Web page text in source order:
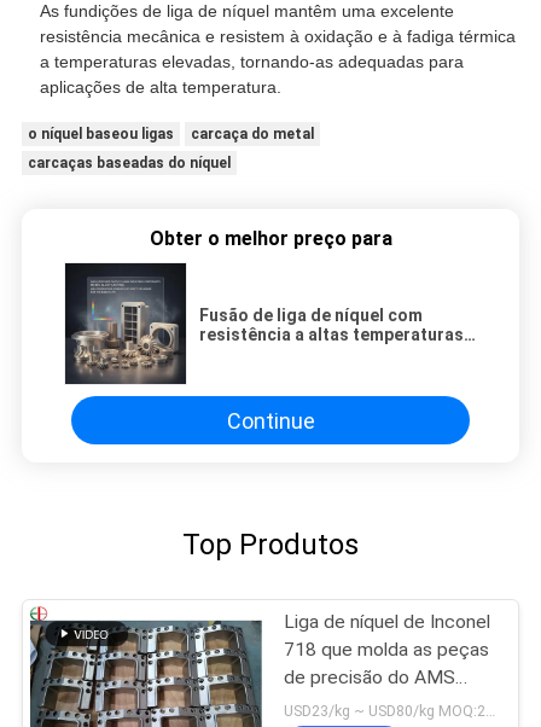
As fundições de liga de níquel mantêm uma excelente
resistência mecânica e resistem à oxidação e à fadiga térmica
a temperaturas elevadas, tornando-as adequadas para
aplicações de alta temperatura.
o níquel baseou ligas
carcaça do metal
carcaças baseadas do níquel
Obter o melhor preço para
Fusão de liga de níquel com
resistência a altas temperaturas
peças de precisão para grandes
componentes industriais
Continue
Top Produtos
Liga de níquel de Inconel
718 que molda as peças
de precisão do AMS
53830 UNS N07718
USD23/kg ~ USD80/kg MOQ:20 QUILOGRAMAS